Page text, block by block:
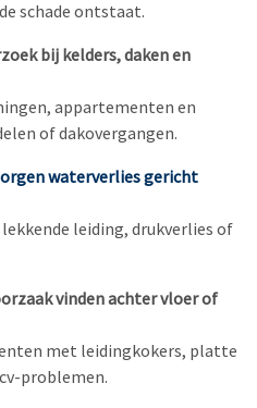
schade ontstaat.
bij kelders, daken en
appartementen en
of dakovergangen.
waterverlies gericht
leiding, drukverlies of
vinden achter vloer of
met leidingkokers, platte
problemen.